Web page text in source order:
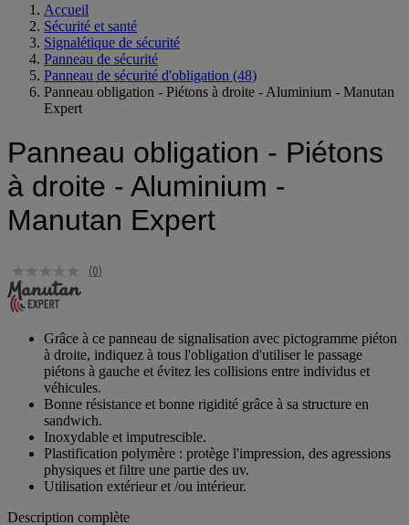
Accueil
Sécurité et santé
Signalétique de sécurité
Panneau de sécurité
Panneau de sécurité d'obligation (48)
Panneau obligation - Piétons à droite - Aluminium - Manutan
Expert
Panneau obligation - Piétons
à droite - Aluminium -
Manutan Expert
(0)
Grâce à ce panneau de signalisation avec pictogramme piéton
à droite, indiquez à tous l'obligation d'utiliser le passage
piétons à gauche et évitez les collisions entre individus et
véhicules.
Bonne résistance et bonne rigidité grâce à sa structure en
sandwich.
Inoxydable et imputrescible.
Plastification polymère : protège l'impression, des agressions
physiques et filtre une partie des uv.
Utilisation extérieur et /ou intérieur.
Description complète